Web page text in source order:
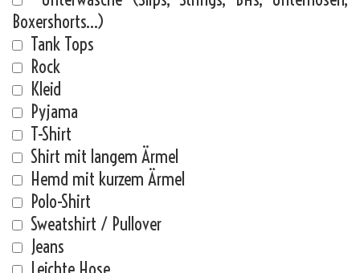
Boxershorts…)
Tank Tops
Rock
Kleid
Pyjama
T-Shirt
Shirt mit langem Ärmel
Hemd mit kurzem Ärmel
Polo-Shirt
Sweatshirt / Pullover
Jeans